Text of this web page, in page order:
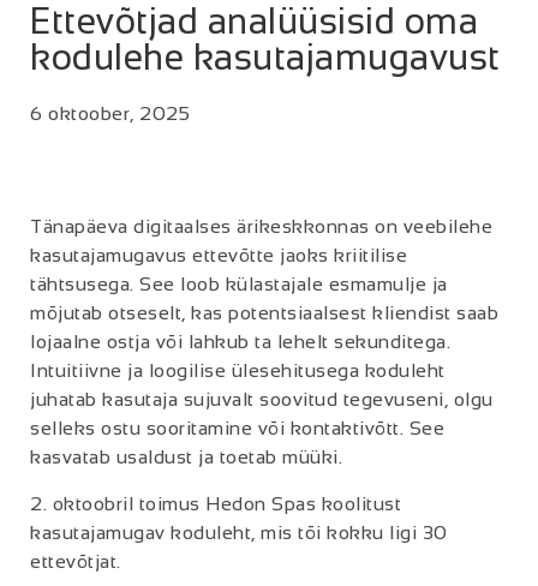
Ettevõtjad analüüsisid oma
kodulehe kasutajamugavust
6 oktoober, 2025
Tänapäeva digitaalses ärikeskkonnas on veebilehe
kasutajamugavus ettevõtte jaoks kriitilise
tähtsusega. See loob külastajale esmamulje ja
mõjutab otseselt, kas potentsiaalsest kliendist saab
lojaalne ostja või lahkub ta lehelt sekunditega.
Intuitiivne ja loogilise ülesehitusega koduleht
juhatab kasutaja sujuvalt soovitud tegevuseni, olgu
selleks ostu sooritamine või kontaktivõtt. See
kasvatab usaldust ja toetab müüki.
2. oktoobril toimus Hedon Spas koolitust
kasutajamugav koduleht, mis tõi kokku ligi 30
ettevõtjat.